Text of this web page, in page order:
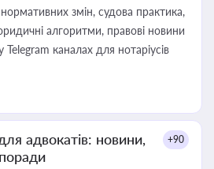
змін, судова практика,
алгоритми, правові новини
каналах для нотаріусів
адвокатів: новини,
+90